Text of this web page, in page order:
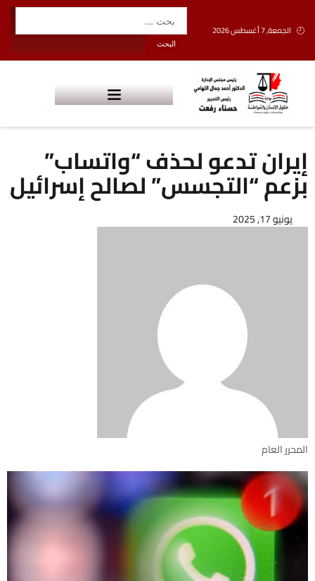
الجمعة, 7 أغسطس 2026
إيران تدعو لحذف “واتساب”
بزعم “التجسس” لصالح إسرائيل
يونيو 17, 2025
المحرر العام